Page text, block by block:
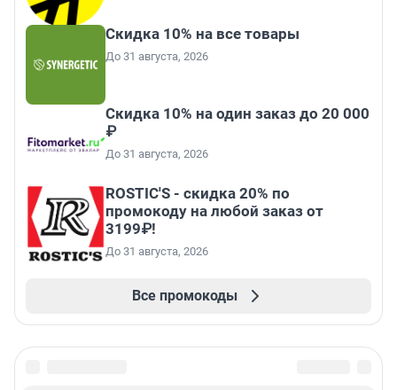
Скидка 10% на все товары
До 31 августа, 2026
Скидка 10% на один заказ до 20 000
₽
До 31 августа, 2026
ROSTIC'S - скидка 20% по
промокоду на любой заказ от
3199₽!
До 31 августа, 2026
Все промокоды